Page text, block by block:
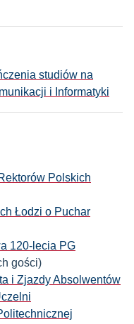
studiów na
i Informatyki
Polskich
Łodzi o Puchar
120-lecia PG
gości)
i Zjazdy Absolwentów